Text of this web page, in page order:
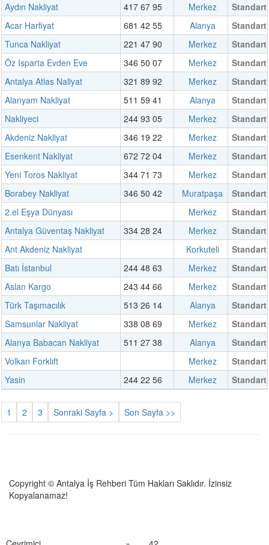
Aydın Nakliyat 417 67 95 Merkez
Standart
Acar Harfiyat
681 42 55 Alanya
Standart
Tunca Nakliyat
221 47 90 Merkez
Standart
Öz Isparta Evden Eve
346 50 07 Merkez
Standart
Antalya Atlas Naliyat
321 89 92 Merkez
Standart
Alanyam Nakliyat
511 59 41 Alanya
Standart
Nakliyeci
244 93 05 Merkez
Standart
Akdeniz Nakliyat
346 19 22 Merkez
Standart
Esenkent Nakliyat
672 72 04 Merkez
Standart
Yeni Toros Nakliyat
344 71 73 Merkez
Standart
Borabey Nakliyat
346 50 42 Muratpaşa
Standart
2.el Eşya Dünyası
Merkez
Standart
Antalya Güventaş Nakliyat
334 28 24 Merkez
Standart
Ant Akdeniz Nakliyat
Korkuteli
Standart
Batı İstanbul
244 48 63 Merkez
Standart
Aslan Kargo
243 44 66 Merkez
Standart
Türk Taşımacılık
513 26 14 Alanya
Standart
Samsunlar Nakliyat
338 08 69 Merkez
Standart
Alanya Babacan Nakliyat
511 27 38 Alanya
Standart
Volkan Forklıft
Merkez
Standart
Yasin
244 22 56 Merkez Standart
1 2 3 Sonraki Sayfa > Son Sayfa >>
Copyright © Antalya İş Rehberi Tüm Hakları Saklıdır. İzinsiz
Kopyalanamaz!